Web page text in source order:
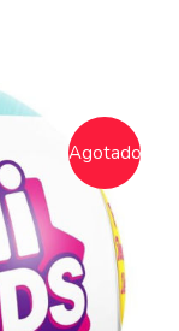
Agotado